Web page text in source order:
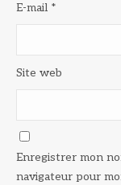
E-mail *
Site web
Enregistrer mon
navigateur pour